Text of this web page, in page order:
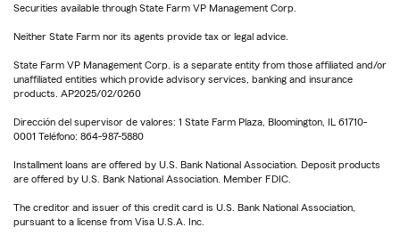
Securities available through State Farm VP Management Corp.
Neither State Farm nor its agents provide tax or legal advice.
State Farm VP Management Corp. is a separate entity from those affiliated and/or
unaffiliated entities which provide advisory services, banking and insurance
products. AP2025/02/0260
Dirección del supervisor de valores: 1 State Farm Plaza, Bloomington, IL 61710-
0001 Teléfono: 864-987-5880
Installment loans are offered by U.S. Bank National Association. Deposit products
are offered by U.S. Bank National Association. Member FDIC.
The creditor and issuer of this credit card is U.S. Bank National Association,
pursuant to a license from Visa U.S.A. Inc.